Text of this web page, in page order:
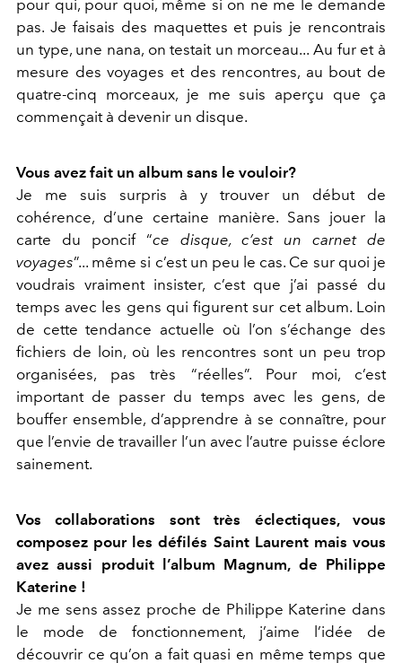
pour qui, pour quoi, même si on ne me le demande
pas. Je faisais des maquettes et puis je rencontrais
un type, une nana, on testait un morceau... Au fur et à
mesure des voyages et des rencontres, au bout de
quatre-cinq morceaux, je me suis aperçu que ça
commençait à devenir un disque.
Vous avez fait un album sans le vouloir?
Je me suis surpris à y trouver un début de
cohérence, d’une certaine manière. Sans jouer la
carte du poncif “ce disque, c’est un carnet de
voyages”... même si c’est un peu le cas. Ce sur quoi je
voudrais vraiment insister, c’est que j’ai passé du
temps avec les gens qui figurent sur cet album. Loin
de cette tendance actuelle où l’on s’échange des
fichiers de loin, où les rencontres sont un peu trop
organisées, pas très “réelles”. Pour moi, c’est
important de passer du temps avec les gens, de
bouffer ensemble, d’apprendre à se connaître, pour
que l’envie de travailler l’un avec l’autre puisse éclore
sainement.
Vos collaborations sont très éclectiques, vous
composez pour les défilés Saint Laurent mais vous
avez aussi produit l’album Magnum, de Philippe
Katerine !
Je me sens assez proche de Philippe Katerine dans
le mode de fonctionnement, j’aime l’idée de
découvrir ce qu’on a fait quasi en même temps que